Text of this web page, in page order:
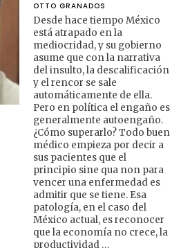
OTTO GRANADOS
Desde hace tiempo México
está atrapado en la
mediocridad, y su gobierno
asume que con la narrativa
del insulto, la descalificación
y el rencor se sale
automáticamente de ella.
Pero en política el engaño es
generalmente autoengaño.
¿Cómo superarlo? Todo buen
médico empieza por decir a
sus pacientes que el
principio sine qua non para
vencer una enfermedad es
admitir que se tiene. Esa
patología, en el caso del
México actual, es reconocer
que la economía no crece, la
productividad …